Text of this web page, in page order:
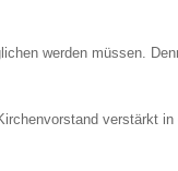
werden müssen.
verstärkt